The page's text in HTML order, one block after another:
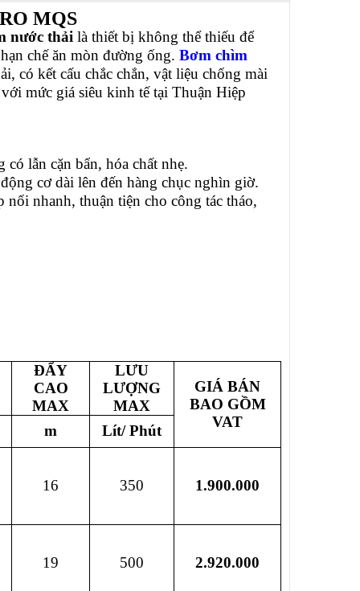
MQS
nước thải là thiết bị không thể thiếu để
chế ăn mòn đường ống. Bơm chìm
có kết cấu chắc chắn, vật liệu chống mài
mức giá siêu kinh tế tại Thuận Hiệp
lẫn cặn bẩn, hóa chất nhẹ.
cơ dài lên đến hàng chục nghìn giờ.
nhanh, thuận tiện cho công tác tháo,
ĐẨY
CAO
MAX
LƯU
LƯỢNG
MAX
GIÁ BÁN
BAO GỒM
VAT
m Lít/ Phút
16 350 1.900.000
19 500 2.920.000